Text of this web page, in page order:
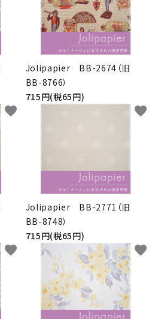
Jolipapier BB-2674（旧
BB-8766）
715円(税65円)
favorite
Jolipapier BB-2771（旧
BB-8748）
715円(税65円)
favorite
favorite favorite